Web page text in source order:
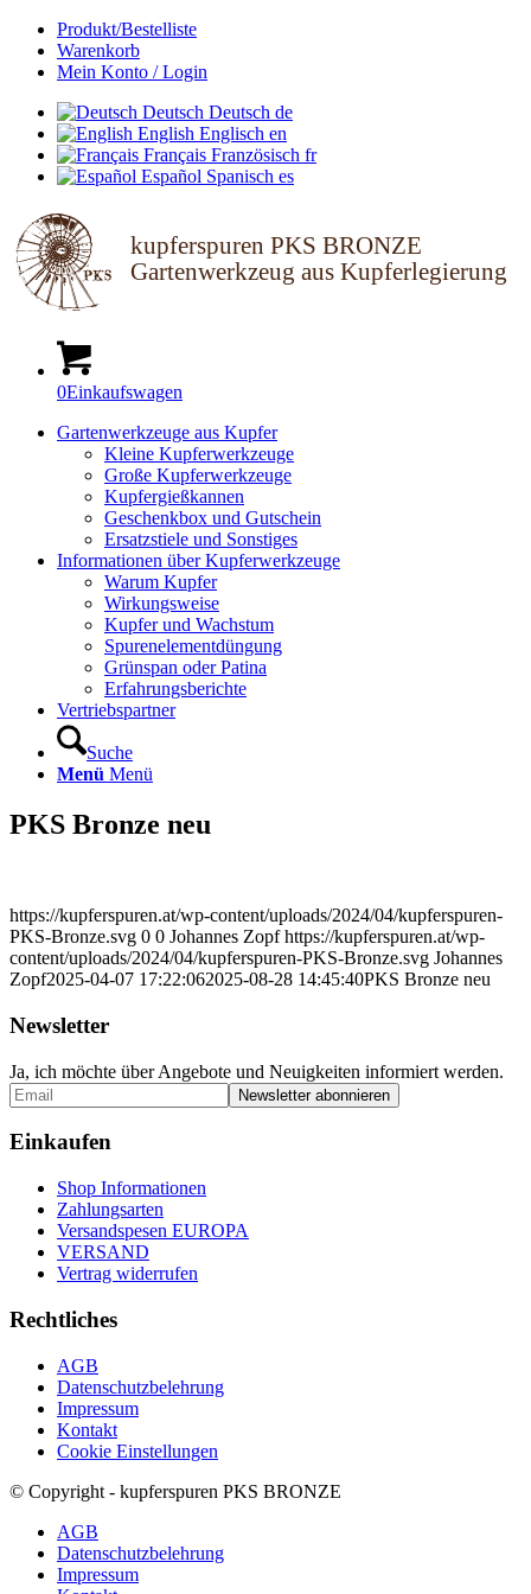
Produkt/Bestelliste
Warenkorb
Mein Konto / Login
Deutsch Deutsch de
English Englisch en
Français Französisch fr
Español Spanisch es
kupferspuren PKS BRONZE
Gartenwerkzeug aus Kupferlegierung
0Einkaufswagen
Gartenwerkzeuge aus Kupfer
Kleine Kupferwerkzeuge
Große Kupferwerkzeuge
Kupfergießkannen
Geschenkbox und Gutschein
Ersatzstiele und Sonstiges
Informationen über Kupferwerkzeuge
Warum Kupfer
Wirkungsweise
Kupfer und Wachstum
Spurenelementdüngung
Grünspan oder Patina
Erfahrungsberichte
Vertriebspartner
Suche
Menü Menü
PKS Bronze neu
https://kupferspuren.at/wp-content/uploads/2024/04/kupferspuren-
PKS-Bronze.svg 0 0 Johannes Zopf https://kupferspuren.at/wp-
content/uploads/2024/04/kupferspuren-PKS-Bronze.svg Johannes
Zopf2025-04-07 17:22:062025-08-28 14:45:40PKS Bronze neu
Newsletter
Ja, ich möchte über Angebote und Neuigkeiten informiert werden.
Einkaufen
Shop Informationen
Zahlungsarten
Versandspesen EUROPA
VERSAND
Vertrag widerrufen
Rechtliches
AGB
Datenschutzbelehrung
Impressum
Kontakt
Cookie Einstellungen
© Copyright - kupferspuren PKS BRONZE
AGB
Datenschutzbelehrung
Impressum